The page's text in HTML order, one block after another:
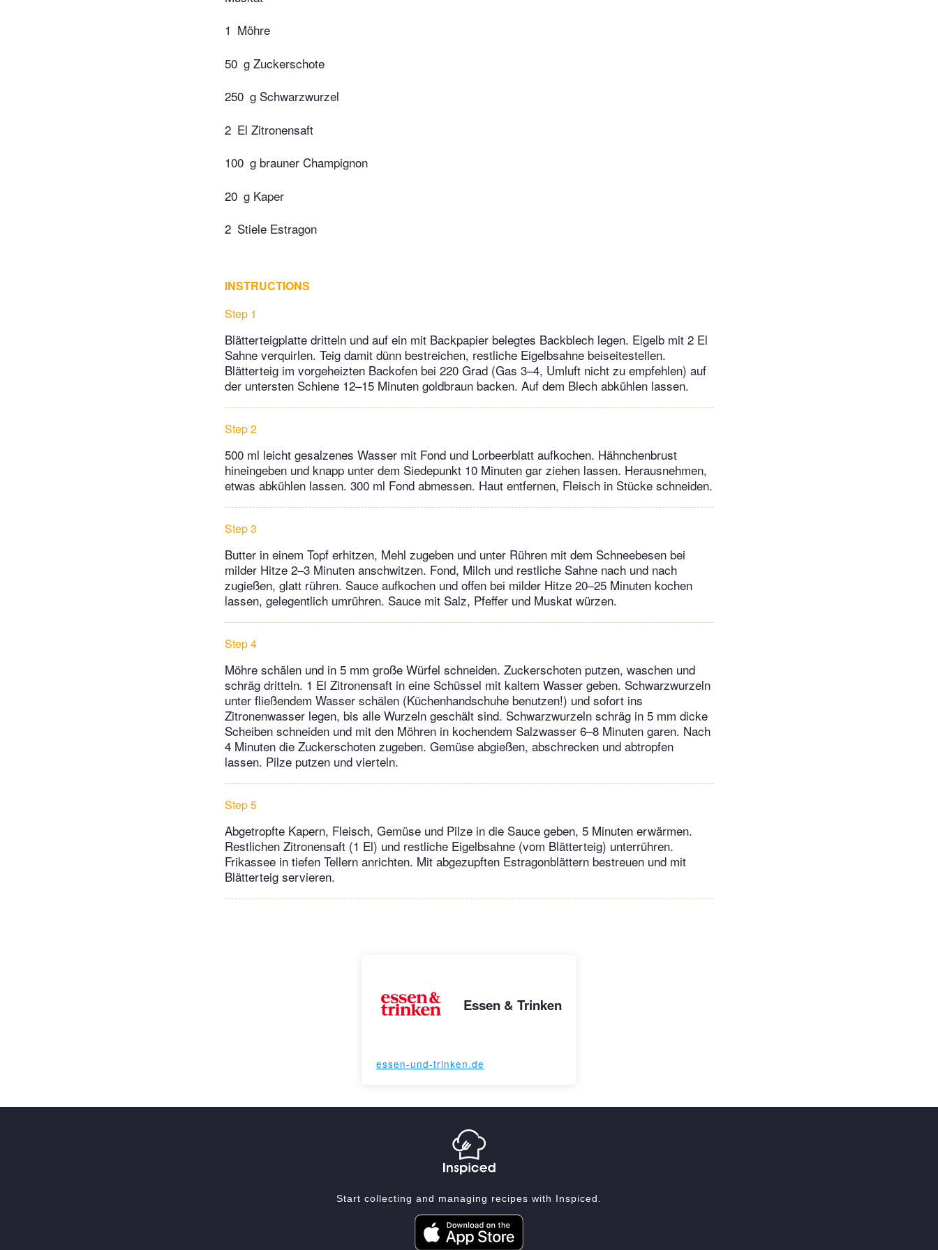
1 Möhre
50 g Zuckerschote
250 g Schwarzwurzel
2 El Zitronensaft
100 g brauner Champignon
20 g Kaper
2 Stiele Estragon
INSTRUCTIONS
Step 1
Blätterteigplatte dritteln und auf ein mit Backpapier belegtes Backblech legen. Eigelb mit 2 El
Sahne verquirlen. Teig damit dünn bestreichen, restliche Eigelbsahne beiseitestellen.
Blätterteig im vorgeheizten Backofen bei 220 Grad (Gas 3–4, Umluft nicht zu empfehlen) auf
der untersten Schiene 12–15 Minuten goldbraun backen. Auf dem Blech abkühlen lassen.
Step 2
500 ml leicht gesalzenes Wasser mit Fond und Lorbeerblatt aufkochen. Hähnchenbrust
hineingeben und knapp unter dem Siedepunkt 10 Minuten gar ziehen lassen. Herausnehmen,
etwas abkühlen lassen. 300 ml Fond abmessen. Haut entfernen, Fleisch in Stücke schneiden.
Step 3
Butter in einem Topf erhitzen, Mehl zugeben und unter Rühren mit dem Schneebesen bei
milder Hitze 2–3 Minuten anschwitzen. Fond, Milch und restliche Sahne nach und nach
zugießen, glatt rühren. Sauce aufkochen und offen bei milder Hitze 20–25 Minuten kochen
lassen, gelegentlich umrühren. Sauce mit Salz, Pfeffer und Muskat würzen.
Step 4
Möhre schälen und in 5 mm große Würfel schneiden. Zuckerschoten putzen, waschen und
schräg dritteln. 1 El Zitronensaft in eine Schüssel mit kaltem Wasser geben. Schwarzwurzeln
unter fließendem Wasser schälen (Küchenhandschuhe benutzen!) und sofort ins
Zitronenwasser legen, bis alle Wurzeln geschält sind. Schwarzwurzeln schräg in 5 mm dicke
Scheiben schneiden und mit den Möhren in kochendem Salzwasser 6–8 Minuten garen. Nach
4 Minuten die Zuckerschoten zugeben. Gemüse abgießen, abschrecken und abtropfen
lassen. Pilze putzen und vierteln.
Step 5
Abgetropfte Kapern, Fleisch, Gemüse und Pilze in die Sauce geben, 5 Minuten erwärmen.
Restlichen Zitronensaft (1 El) und restliche Eigelbsahne (vom Blätterteig) unterrühren.
Frikassee in tiefen Tellern anrichten. Mit abgezupften Estragonblättern bestreuen und mit
Blätterteig servieren.
Essen & Trinken
essen-und-trinken.de
Start collecting and managing recipes with Inspiced.